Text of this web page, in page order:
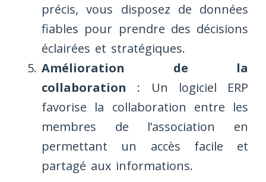
précis, vous disposez de données
fiables pour prendre des décisions
éclairées et stratégiques.
Amélioration de la
collaboration : Un logiciel ERP
favorise la collaboration entre les
membres de l’association en
permettant un accès facile et
partagé aux informations.